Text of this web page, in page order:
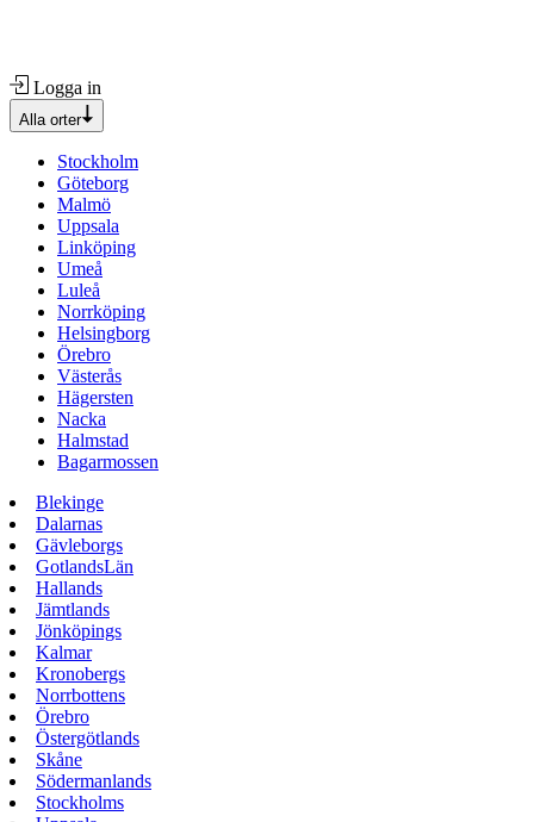
Logga in
Alla orter
Stockholm
Göteborg
Malmö
Uppsala
Linköping
Umeå
Luleå
Norrköping
Helsingborg
Örebro
Västerås
Hägersten
Nacka
Halmstad
Bagarmossen
Blekinge
Dalarnas
Gävleborgs
GotlandsLän
Hallands
Jämtlands
Jönköpings
Kalmar
Kronobergs
Norrbottens
Örebro
Östergötlands
Skåne
Södermanlands
Stockholms